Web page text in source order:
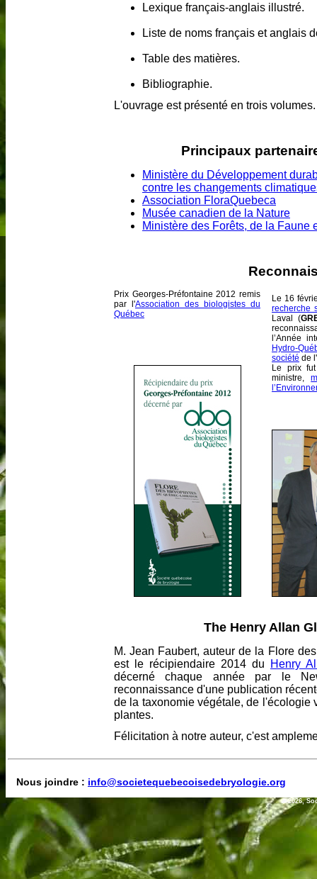
Lexique français-anglais illustré.
Liste de noms français et anglais
Table des matières.
Bibliographie.
L'ouvrage est présenté en trois volumes.
Principaux
Ministère du Développement
contre les changements
Association FloraQuebeca
Musée canadien de la Nature
Ministère des Forêts, de la Faune
Prix Georges-Préfontaine 2012 remis
par l'Association des biologistes du
Québec
Le 16
recherche
Laval (
l’Année
Hydro-
société de
Le prix
ministre,
The Henry Allan
M. Jean Faubert, auteur de la Flore
est le récipiendaire 2014 du
Henry
décerné chaque année par le
reconnaissance d'une publication
de la taxonomie végétale, de l'écologie
plantes.
Félicitation à notre auteur, c'est
Nous joindre : info@societequebecoisedebryologie.org
© 2026,